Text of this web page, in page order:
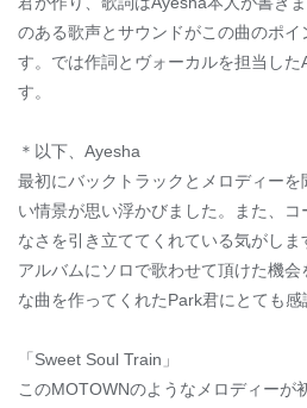
のある歌声とサウンドがこの曲のポイ
す。では作詞とヴォーカルを担当し
す。
＊以下、Ayesha
最初にバックトラックとメロディー
い情景が思い浮かびました。また、
なさを引き立ててくれている気がしま
アルバムにソロで歌わせて頂けた機
な曲を作ってくれたPark君にとても感
「Sweet Soul Train」
このMOTOWNのようなメロディーが